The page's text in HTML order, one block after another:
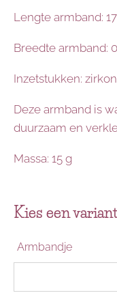
Lengte armband:
Breedte armband:
Inzetstukken:
Deze armband is
duurzaam en
Massa: 15 g
Kies een
Armbandje